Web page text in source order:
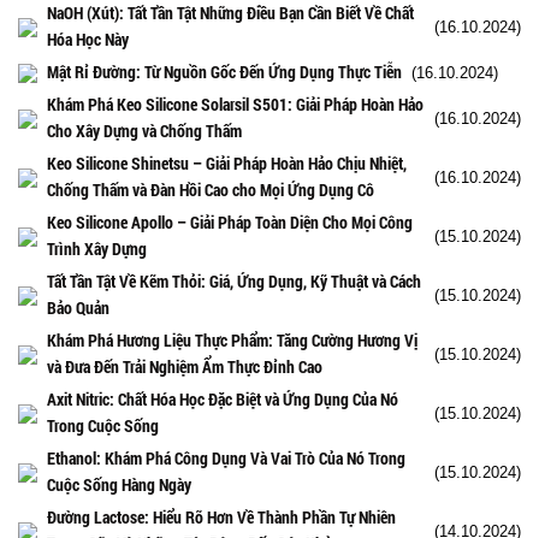
NaOH (Xút): Tất Tần Tật Những Điều Bạn Cần Biết Về Chất
Hóa Học Này
(16.10.2024)
Mật Rỉ Đường: Từ Nguồn Gốc Đến Ứng Dụng Thực Tiễn (16.10.2024)
Khám Phá Keo Silicone Solarsil S501: Giải Pháp Hoàn Hảo
Cho Xây Dựng và Chống Thấm
(16.10.2024)
Keo Silicone Shinetsu – Giải Pháp Hoàn Hảo Chịu Nhiệt,
Chống Thấm và Đàn Hồi Cao cho Mọi Ứng Dụng Cô
(16.10.2024)
Keo Silicone Apollo – Giải Pháp Toàn Diện Cho Mọi Công
Trình Xây Dựng
(15.10.2024)
Tất Tần Tật Về Kẽm Thỏi: Giá, Ứng Dụng, Kỹ Thuật và Cách
Bảo Quản
(15.10.2024)
Khám Phá Hương Liệu Thực Phẩm: Tăng Cường Hương Vị
và Đưa Đến Trải Nghiệm Ẩm Thực Đỉnh Cao
(15.10.2024)
Axit Nitric: Chất Hóa Học Đặc Biệt và Ứng Dụng Của Nó
Trong Cuộc Sống
(15.10.2024)
Ethanol: Khám Phá Công Dụng Và Vai Trò Của Nó Trong
Cuộc Sống Hàng Ngày
(15.10.2024)
Đường Lactose: Hiểu Rõ Hơn Về Thành Phần Tự Nhiên
(14.10.2024)